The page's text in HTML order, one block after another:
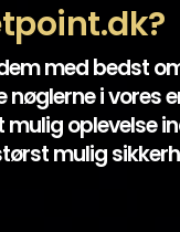
med bedst
nøglerne i vores
oplevelse
mulig